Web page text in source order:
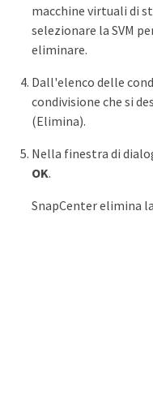
macchine virtuali di
selezionare la SVM
eliminare.
Dall'elenco delle
condivisione che si
(Elimina).
Nella finestra di
OK.
SnapCenter elimina